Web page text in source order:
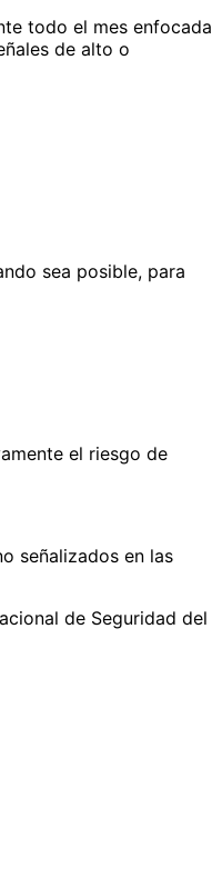
todo el mes enfocada
de alto o
sea posible, para
el riesgo de
señalizados en las
de Seguridad del